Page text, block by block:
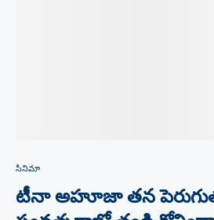
సినిమా
టీనా అహూజా తన